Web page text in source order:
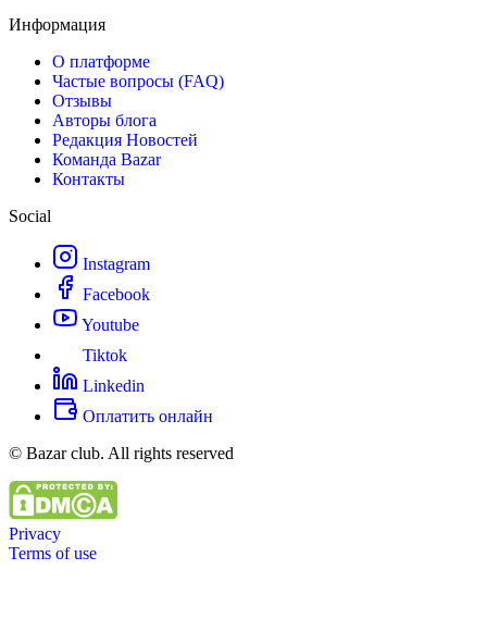
Информация
О платформе
Частые вопросы (FAQ)
Отзывы
Авторы блога
Редакция Новостей
Команда Bazar
Контакты
Social
Instagram
Facebook
Youtube
Tiktok
Linkedin
Оплатить онлайн
© Bazar club. All rights reserved
Privacy
Terms of use